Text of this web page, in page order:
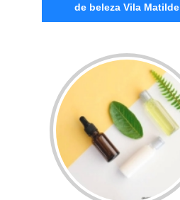
de beleza Vila Matilde